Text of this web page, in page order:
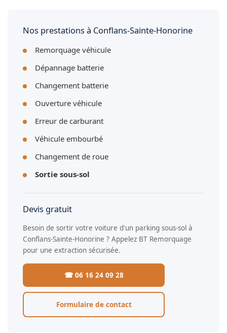
Nos prestations à Conflans-Sainte-Honorine
Remorquage véhicule
Dépannage batterie
Changement batterie
Ouverture véhicule
Erreur de carburant
Véhicule embourbé
Changement de roue
Sortie sous-sol
Devis gratuit
Besoin de sortir votre voiture d'un parking sous-sol à
Conflans-Sainte-Honorine ? Appelez BT Remorquage
pour une extraction sécurisée.
☎ 06 16 24 09 28
Formulaire de contact